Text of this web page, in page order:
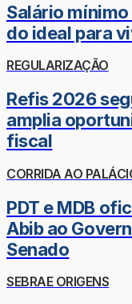
Salário
do ideal para
REGULARIZAÇÃO
Refis 2026
amplia
fiscal
CORRIDA AO
PDT e MDB
Abib ao
Senado
SEBRAE ORIGENS